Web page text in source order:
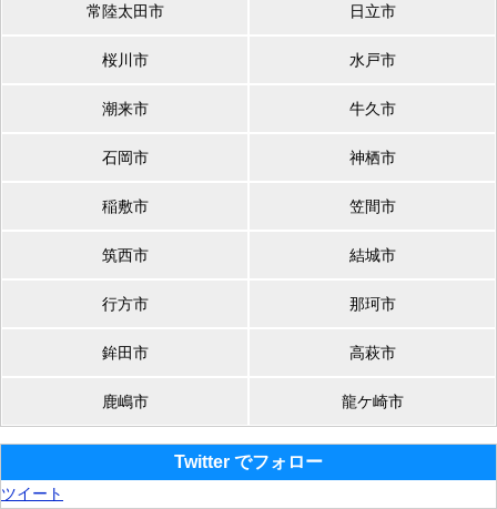
常陸太田市 日立市
桜川市 水戸市
潮来市 牛久市
石岡市 神栖市
稲敷市 笠間市
筑西市 結城市
行方市 那珂市
鉾田市 高萩市
鹿嶋市 龍ケ崎市
Twitter でフォロー
ツイート